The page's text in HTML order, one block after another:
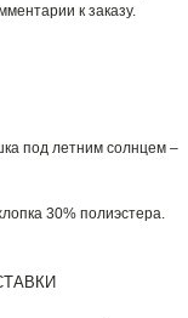
к заказу.
под летним солнцем –
30% полиэстера.